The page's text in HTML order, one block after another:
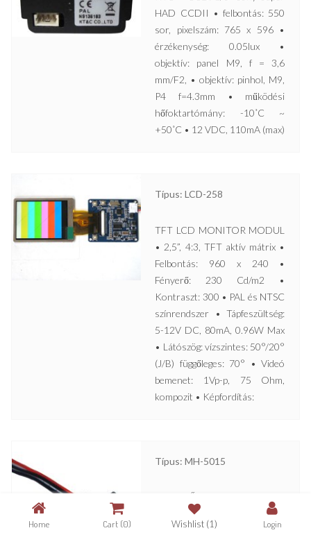
HAD CCDII • felbontás: 550
sor, pixelszám: 765 x 596 •
érzékenység: 0.05lux •
objektív: panel M9, f = 3,6
mm/F2, • objektív: pinhol, M9,
P4 f=4.3mm • működési
hőfoktartómány: -10˚C ~
+50˚C • 12 VDC, 110mA (max)
Típus: LCD-258
TFT LCD MONITOR MODUL
• 2,5”, 4:3, TFT aktív mátrix •
Felbontás: 960 x 240 •
Fényerő: 230 Cd/m2 •
Kontraszt: 300 • PAL és NTSC
színrendszer • Tápfeszültség:
5-12V DC, 80mA, 0.96W Max
• Látószög: vízszintes: 50°/20°
(J/B) függőleges: 70° • Videó
bemenet: 1Vp-p, 75 Ohm,
kompozit • Képfordítás:
Típus: MH-5015
MINIATŰR HANGMODUL •
Kis méret • 12V DC • 20Hz –
16000Hz • Jel/zaj arány jobb,
Home Cart (0) Wishlist (1) Login